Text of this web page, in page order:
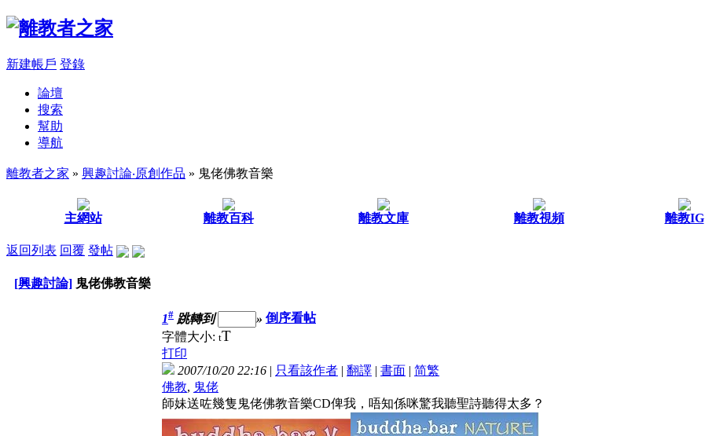
新建帳戶 登錄
論壇
搜索
幫助
導航
離教者之家 » 興趣討論‧原創作品 » 鬼佬佛教音樂
主網站 離教百科 離教文庫 離教視頻 離教IG
返回列表 回覆 發帖
[興趣討論] 鬼佬佛教音樂
1# 跳轉到 » 倒序看帖
字體大小: tT
打印
2007/10/20 22:16 | 只看該作者 | 翻譯 | 書面 | 简繁
佛教, 鬼佬
師妹送咗幾隻鬼佬佛教音樂CD俾我，唔知係咪驚我聽聖詩聽得太多？